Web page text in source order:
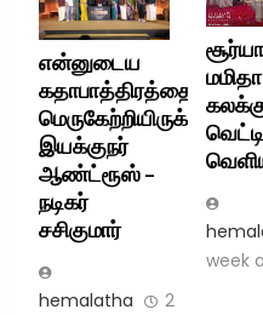
என்னுடைய
கதாபாத்திரத்தை
மெருகேற்றியிருக்கிறார்
இயக்குநர்
ஆண்ட்ரூஸ் –
நடிகர்
சசிகுமார்
hemalatha
2
week